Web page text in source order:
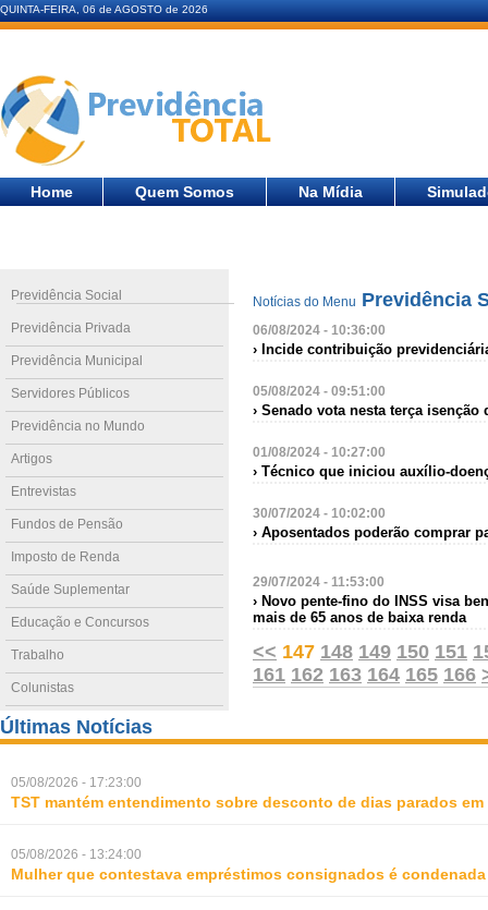
QUINTA-FEIRA, 06 de AGOSTO de 2026
Home Quem Somos Na Mídia
Previdência Social
Previdência Privada
Previdência Municipal
Servidores Públicos
Previdência no Mundo
Artigos
Entrevistas
Fundos de Pensão
Imposto de Renda
Saúde Suplementar
Educação e Concursos
Trabalho
Colunistas
Notícias do Menu Previdência
06/08/2024 - 10:36:00
› Incide contribuição
05/08/2024 - 09:51:00
› Senado vota nesta terça
01/08/2024 - 10:27:00
› Técnico que iniciou auxílio-
30/07/2024 - 10:02:00
› Aposentados poderão comprar
29/07/2024 - 11:53:00
› Novo pente-fino do INSS visa
mais de 65 anos de baixa renda
<< 147 148 149 150 151
161 162 163 164 165 166
Últimas Notícias
05/08/2026 - 17:23:00
TST mantém entendimento sobre desconto de dias parados
05/08/2026 - 13:24:00
Mulher que contestava empréstimos consignados é